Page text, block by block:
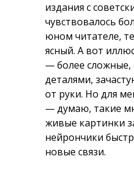
издания с
чувствовалось
юном читателе,
ясный. А вот
— более сложные,
деталями,
от руки. Но для
— думаю, такие
живые картинки
нейрончики
новые связи.